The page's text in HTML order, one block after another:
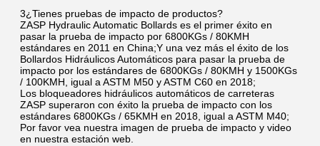
3¿Tienes pruebas de impacto de productos?
ZASP Hydraulic Automatic Bollards es el primer éxito en
pasar la prueba de impacto por 6800KGs / 80KMH
estándares en 2011 en China;Y una vez más el éxito de los
Bollardos Hidráulicos Automáticos para pasar la prueba de
impacto por los estándares de 6800KGs / 80KMH y 1500KGs
/ 100KMH, igual a ASTM M50 y ASTM C60 en 2018;
Los bloqueadores hidráulicos automáticos de carreteras
ZASP superaron con éxito la prueba de impacto con los
estándares 6800KGs / 65KMH en 2018, igual a ASTM M40;
Por favor vea nuestra imagen de prueba de impacto y video
en nuestra estación web.